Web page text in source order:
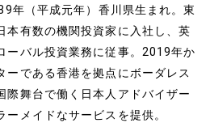
年（平成元年）香川県生まれ。東
本有数の機関投資家に入社し、英
ーバル投資業務に従事。2019年か
ーである香港を拠点にボーダレス
際舞台で働く日本人アドバイザー
メイドなサービスを提供。